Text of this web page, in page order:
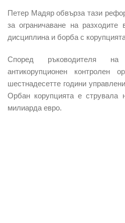
Петер Мадяр обвърза тази
за ограничаване на
дисциплина и борба с
Според ръководителя на
антикорупционен контролен
шестнадесетте години
Орбан корупцията е струвала
милиарда евро.